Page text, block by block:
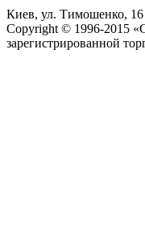
Киев, ул. Тимошенко, 16
Copyright © 1996-2015
зарегистрированной